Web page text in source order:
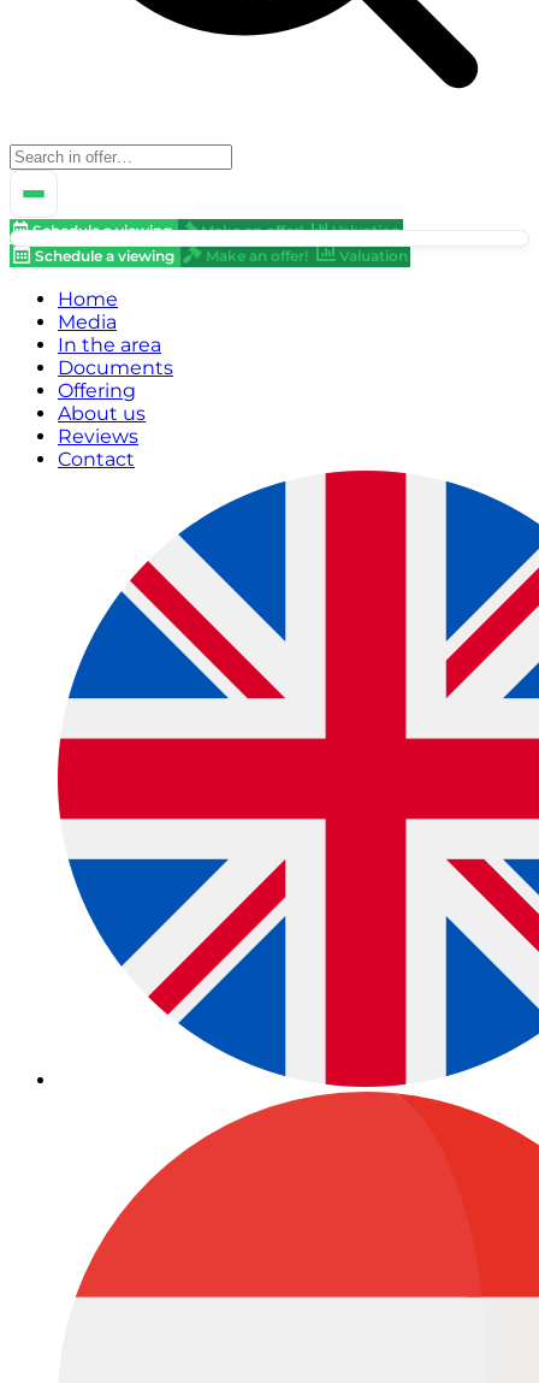
Schedule a viewing Make an offer!
Valuation
Schedule a viewing
Make an offer! Valuation
Home
Media
In the area
Documents
Offering
About us
Reviews
Contact